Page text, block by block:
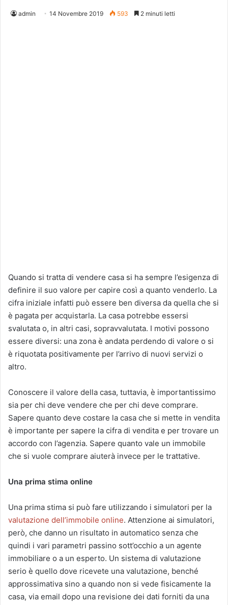
admin 14 Novembre 2019 593 2 minuti letti
Quando si tratta di vendere casa si ha sempre l’esigenza di
definire il suo valore per capire così a quanto venderlo. La
cifra iniziale infatti può essere ben diversa da quella che si
è pagata per acquistarla. La casa potrebbe essersi
svalutata o, in altri casi, sopravvalutata. I motivi possono
essere diversi: una zona è andata perdendo di valore o si
è riquotata positivamente per l’arrivo di nuovi servizi o
altro.
Conoscere il valore della casa, tuttavia, è importantissimo
sia per chi deve vendere che per chi deve comprare.
Sapere quanto deve costare la casa che si mette in vendita
è importante per sapere la cifra di vendita e per trovare un
accordo con l’agenzia. Sapere quanto vale un immobile
che si vuole comprare aiuterà invece per le trattative.
Una prima stima online
Una prima stima si può fare utilizzando i simulatori per la
valutazione dell’immobile online. Attenzione ai simulatori,
però, che danno un risultato in automatico senza che
quindi i vari parametri passino sott’occhio a un agente
immobiliare o a un esperto. Un sistema di valutazione
serio è quello dove ricevete una valutazione, benché
approssimativa sino a quando non si vede fisicamente la
casa, via email dopo una revisione dei dati forniti da una